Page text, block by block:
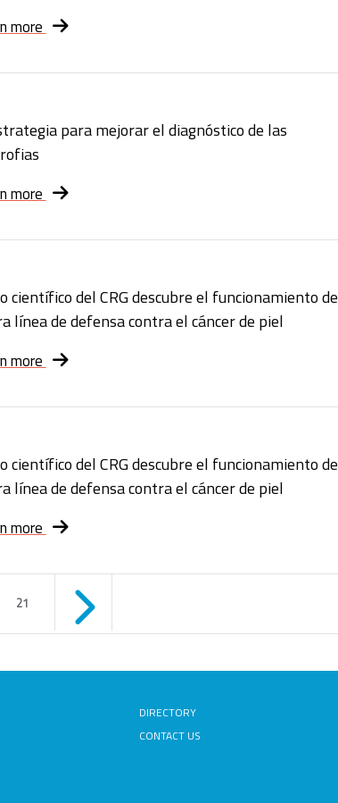
more
para mejorar el diagnóstico de las
more
científico del CRG descubre el funcionamiento de
línea de defensa contra el cáncer de piel
more
científico del CRG descubre el funcionamiento de
línea de defensa contra el cáncer de piel
more
21
DIRECTORY
CONTACT US